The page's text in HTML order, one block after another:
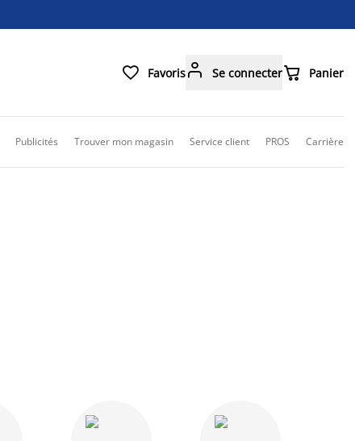
 Favoris Se connecter Panier
Publicités Trouver mon magasin Service client PROS Carrière